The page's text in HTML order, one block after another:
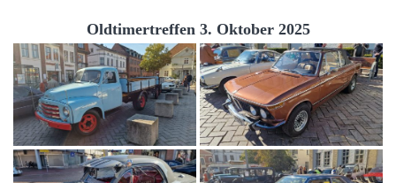
Oldtimertreffen 3. Oktober 2025